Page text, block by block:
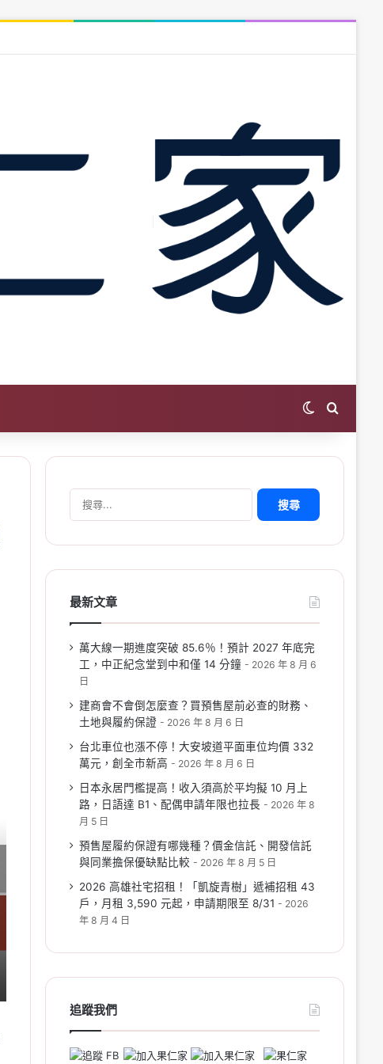
Switch skin
搜
尋
鍵
最新文章
萬大線一期進度突破 85.6％！預計 2027 年底完
工，中正紀念堂到中和僅 14 分鐘
2026 年 8 月 6
日
建商會不會倒怎麼查？買預售屋前必查的財務、
土地與履約保證
2026 年 8 月 6 日
台北車位也漲不停！大安坡道平面車位均價 332
萬元，創全市新高
2026 年 8 月 6 日
日本永居門檻提高！收入須高於平均擬 10 月上
路，日語達 B1、配偶申請年限也拉長
2026 年 8
月 5 日
預售屋履約保證有哪幾種？價金信託、開發信託
與同業擔保優缺點比較
2026 年 8 月 5 日
2026 高雄社宅招租！「凱旋青樹」遞補招租 43
戶，月租 3,590 元起，申請期限至 8/31
2026
年 8 月 4 日
追蹤我們